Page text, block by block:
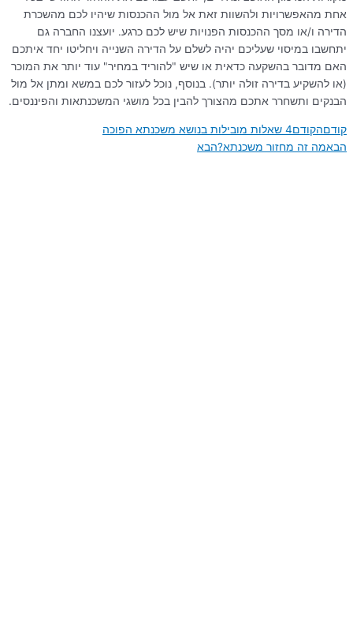
אחת מהאפשרויות ולהשוות זאת אל מול ההכנסות שיהיו לכם מהשכרת
הדירה ו/או מסך ההכנסות הפנויות שיש לכם כרגע. יועצנו החברה גם
יתחשבו במיסוי שעליכם יהיה לשלם על הדירה השנייה ויחליטו יחד איתכם
האם מדובר בהשקעה כדאית או שיש "להוריד במחיר" עוד יותר את המוכר
(או להשקיע בדירה זולה יותר). בנוסף, נוכל לעזור לכם במשא ומתן אל מול
הבנקים ותשחרר אתכם מהצורך להבין בכל מושגי המשכנתאות והפיננסים.
קודםהקודם4 שאלות מובילות בנושא משכנתא הפוכה
הבאמה זה מחזור משכנתא?הבא